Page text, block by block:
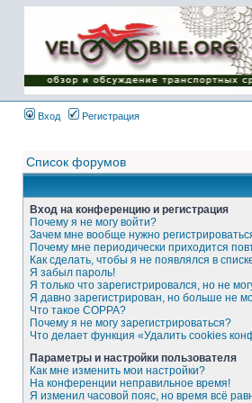
Имя пользователя:
Пароль:
{ LOG_ME_IN_SHORT
}
Вход Регистрация
Список форумов
Вход на конференцию и регистрация
Почему я не могу войти?
Зачем мне вообще нужно
Почему мне периодически приходится
Как сделать, чтобы я не появлялся в
Я забыл пароль!
Я только что зарегистрировался, но не
Я давно зарегистрирован, но больше не
Что такое COPPA?
Почему я не могу зарегистрироваться?
Что делает функция «Удалить cookies
Параметры и настройки пользователя
Как мне изменить мои настройки?
На конференции неправильное время!
Я изменил часовой пояс, но время всё